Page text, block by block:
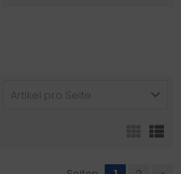
Artikel pro Seite